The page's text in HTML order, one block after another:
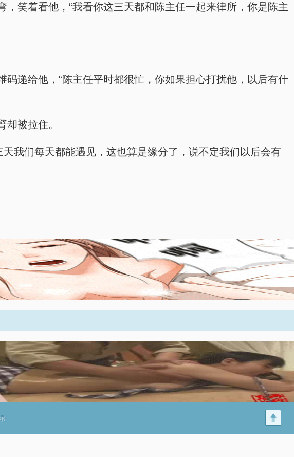
笑着看他，“我看你这三天都和陈主任一起来律所，你是陈主
递给他，“陈主任平时都很忙，你如果担心打扰他，以后有什
被拉住。
我们每天都能遇见，这也算是缘分了，说不定我们以后会有